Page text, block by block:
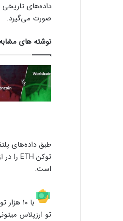
داده‌های
صورت می‌گیرد.
نوشته های مشابه
است.
با ۱۰ هزار تومان ترید رو شروع کن!
تو ارزپلاس میتونی فقط با ۱۰ هزار تومان و با کارمزد صفر،